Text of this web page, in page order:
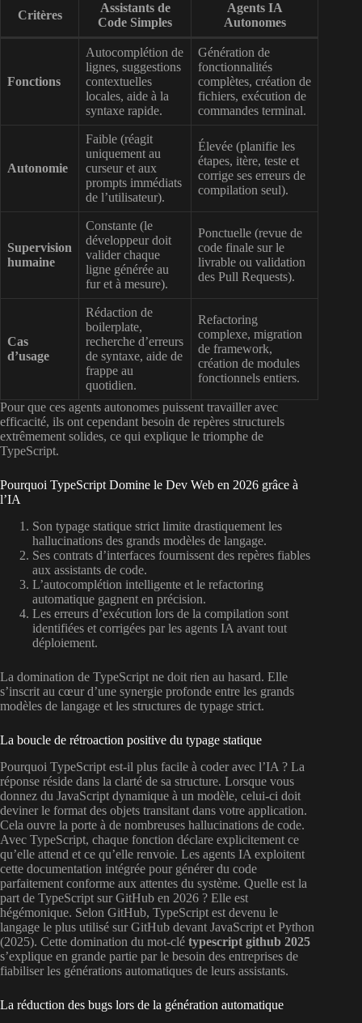
Critères
Assistants de
Code Simples
Agents IA
Autonomes
Fonctions
Autocomplétion de
lignes, suggestions
contextuelles
locales, aide à la
syntaxe rapide.
Génération de
fonctionnalités
complètes, création de
fichiers, exécution de
commandes terminal.
Autonomie
Faible (réagit
uniquement au
curseur et aux
prompts immédiats
de l’utilisateur).
Élevée (planifie les
étapes, itère, teste et
corrige ses erreurs de
compilation seul).
Supervision
humaine
Constante (le
développeur doit
valider chaque
ligne générée au
fur et à mesure).
Ponctuelle (revue de
code finale sur le
livrable ou validation
des Pull Requests).
Cas
d’usage
Rédaction de
boilerplate,
recherche d’erreurs
de syntaxe, aide de
frappe au
quotidien.
Refactoring
complexe, migration
de framework,
création de modules
fonctionnels entiers.
Pour que ces agents autonomes puissent travailler avec
efficacité, ils ont cependant besoin de repères structurels
extrêmement solides, ce qui explique le triomphe de
TypeScript.
Pourquoi TypeScript Domine le Dev Web en 2026 grâce à
l’IA
Son typage statique strict limite drastiquement les
hallucinations des grands modèles de langage.
Ses contrats d’interfaces fournissent des repères fiables
aux assistants de code.
L’autocomplétion intelligente et le refactoring
automatique gagnent en précision.
Les erreurs d’exécution lors de la compilation sont
identifiées et corrigées par les agents IA avant tout
déploiement.
La domination de TypeScript ne doit rien au hasard. Elle
s’inscrit au cœur d’une synergie profonde entre les grands
modèles de langage et les structures de typage strict.
La boucle de rétroaction positive du typage statique
Pourquoi TypeScript est-il plus facile à coder avec l’IA ? La
réponse réside dans la clarté de sa structure. Lorsque vous
donnez du JavaScript dynamique à un modèle, celui-ci doit
deviner le format des objets transitant dans votre application.
Cela ouvre la porte à de nombreuses hallucinations de code.
Avec TypeScript, chaque fonction déclare explicitement ce
qu’elle attend et ce qu’elle renvoie. Les agents IA exploitent
cette documentation intégrée pour générer du code
parfaitement conforme aux attentes du système. Quelle est la
part de TypeScript sur GitHub en 2026 ? Elle est
hégémonique. Selon GitHub, TypeScript est devenu le
langage le plus utilisé sur GitHub devant JavaScript et Python
(2025). Cette domination du mot-clé typescript github 2025
s’explique en grande partie par le besoin des entreprises de
fiabiliser les générations automatiques de leurs assistants.
La réduction des bugs lors de la génération automatique